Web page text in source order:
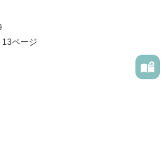
合同企画「1話からの長編大
13ページ